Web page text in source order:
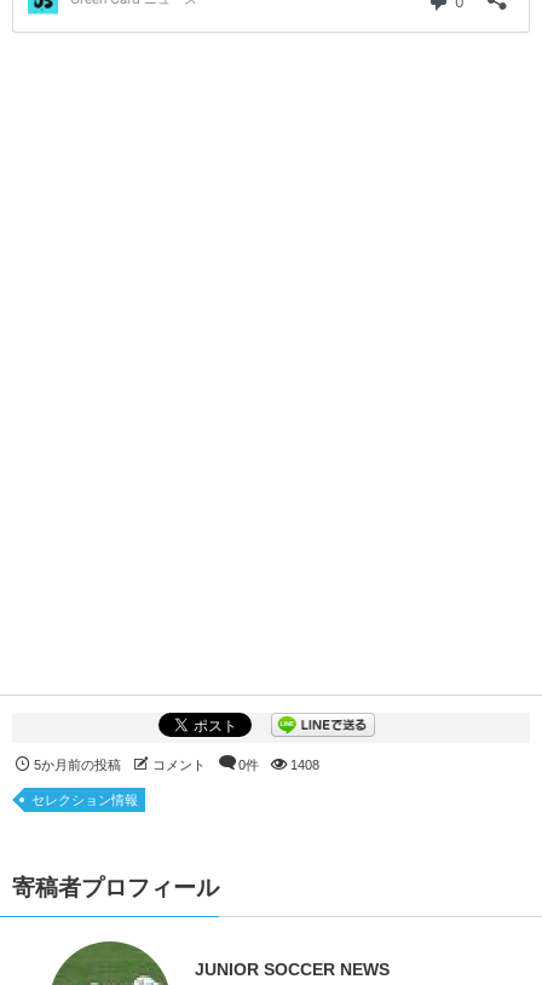
5か月前の投稿 コメント 0件 1408
セレクション情報
寄稿者プロフィール
JUNIOR SOCCER NEWS